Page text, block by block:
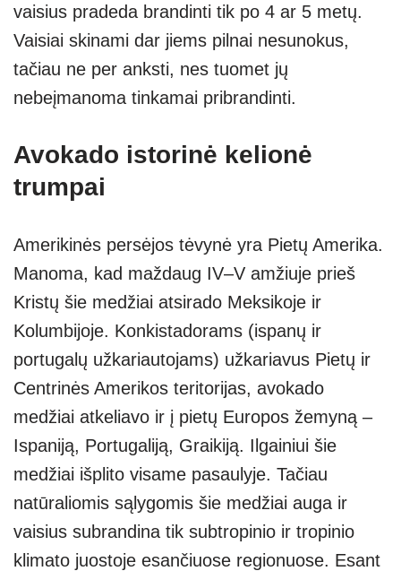
vaisius pradeda brandinti tik po 4 ar 5 metų.
Vaisiai skinami dar jiems pilnai nesunokus,
tačiau ne per anksti, nes tuomet jų
nebeįmanoma tinkamai pribrandinti.
Avokado istorinė kelionė
trumpai
Amerikinės persėjos tėvynė yra Pietų Amerika.
Manoma, kad maždaug IV–V amžiuje prieš
Kristų šie medžiai atsirado Meksikoje ir
Kolumbijoje. Konkistadorams (ispanų ir
portugalų užkariautojams) užkariavus Pietų ir
Centrinės Amerikos teritorijas, avokado
medžiai atkeliavo ir į pietų Europos žemyną –
Ispaniją, Portugaliją, Graikiją. Ilgainiui šie
medžiai išplito visame pasaulyje. Tačiau
natūraliomis sąlygomis šie medžiai auga ir
vaisius subrandina tik subtropinio ir tropinio
klimato juostoje esančiuose regionuose. Esant